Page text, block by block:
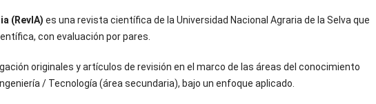
(RevIA) es una revista científica de la Universidad Nacional Agraria de la Selva que
con evaluación por pares.
originales y artículos de revisión en el marco de las áreas del conocimiento
/ Tecnología (área secundaria), bajo un enfoque aplicado.